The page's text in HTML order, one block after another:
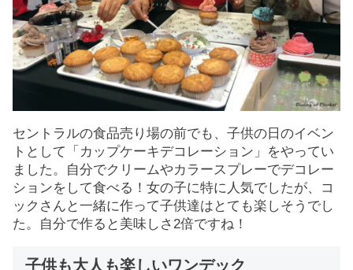
セントラルの食品売り場の前でも、子供の日のイベン
トとして「カップケーキデコレーション」をやってい
ました。自分でクリームやカラースプレーでデコレー
ションをして食べる！女の子に特に人気でしたが、コ
ックさんと一緒に作って子供達はとても楽しそうでし
た。自分で作ると美味しさ2倍ですね！
子供も大人も楽しいワンデック